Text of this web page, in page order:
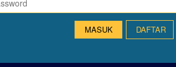
DAFTAR